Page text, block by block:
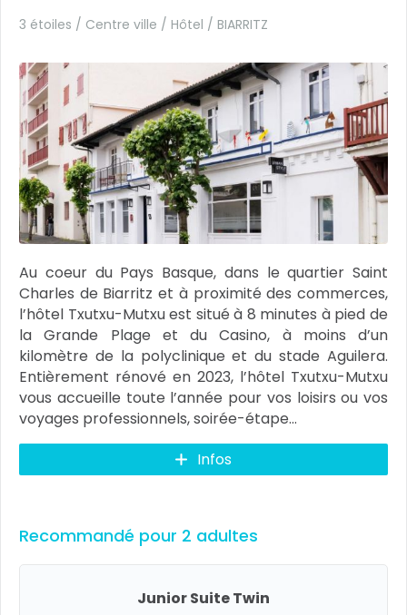
3 étoiles / Centre ville / Hôtel / BIARRITZ
Au coeur du Pays Basque, dans le quartier Saint
Charles de Biarritz et à proximité des commerces,
l’hôtel Txutxu-Mutxu est situé à 8 minutes à pied de
la Grande Plage et du Casino, à moins d’un
kilomètre de la polyclinique et du stade Aguilera.
Entièrement rénové en 2023, l’hôtel Txutxu-Mutxu
vous accueille toute l’année pour vos loisirs ou vos
voyages professionnels, soirée-étape...
Infos
Recommandé pour 2 adultes
Junior Suite Twin